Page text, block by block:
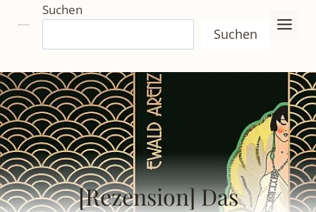
Inhalt
springen
Suchen
Suchen
[Rezension] Das